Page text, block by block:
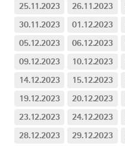
25.11.2023
26.11.2023
30.11.2023
01.12.2023
05.12.2023
06.12.2023
09.12.2023
10.12.2023
14.12.2023
15.12.2023
19.12.2023
20.12.2023
23.12.2023
24.12.2023
28.12.2023
29.12.2023